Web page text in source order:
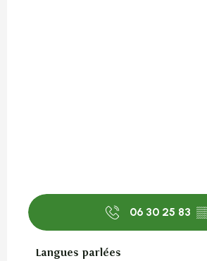
06 30 25 83
Langues parlées
Langues parlées